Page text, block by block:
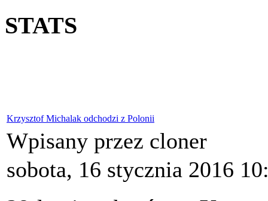
STATS
Krzysztof Michalak odchodzi z Polonii
Wpisany przez cloner
sobota, 16 stycznia 2016